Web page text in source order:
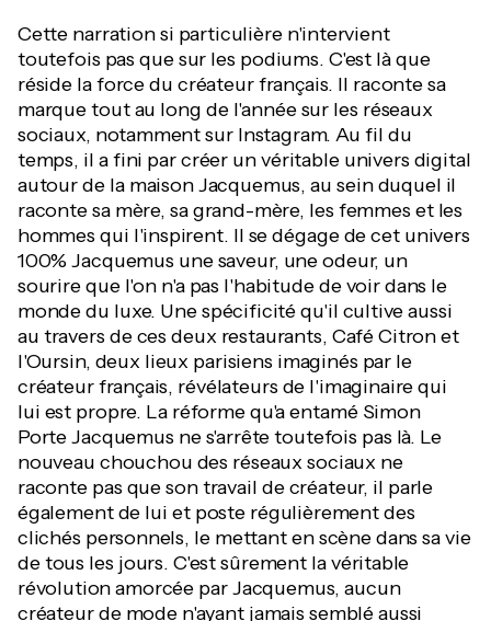
Cette narration si particulière n'intervient
toutefois pas que sur les podiums. C'est là que
réside la force du créateur français. Il raconte sa
marque tout au long de l'année sur les réseaux
sociaux, notamment sur Instagram. Au fil du
temps, il a fini par créer un véritable univers digital
autour de la maison Jacquemus, au sein duquel il
raconte sa mère, sa grand-mère, les femmes et les
hommes qui l'inspirent. Il se dégage de cet univers
100% Jacquemus une saveur, une odeur, un
sourire que l'on n'a pas l'habitude de voir dans le
monde du luxe. Une spécificité qu'il cultive aussi
au travers de ces deux restaurants, Café Citron et
l'Oursin, deux lieux parisiens imaginés par le
créateur français, révélateurs de l'imaginaire qui
lui est propre. La réforme qu'a entamé Simon
Porte Jacquemus ne s'arrête toutefois pas là. Le
nouveau chouchou des réseaux sociaux ne
raconte pas que son travail de créateur, il parle
également de lui et poste régulièrement des
clichés personnels, le mettant en scène dans sa vie
de tous les jours. C'est sûrement la véritable
révolution amorcée par Jacquemus, aucun
créateur de mode n'ayant jamais semblé aussi